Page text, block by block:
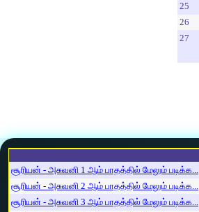
25
26
27
சூரியன் - அசுவனி 1 ஆம் பாதத்தில் மேலும் படிக்க...
சூரியன் - அசுவனி 2 ஆம் பாதத்தில் மேலும் படிக்க...
சூரியன் - அசுவனி 3 ஆம் பாதத்தில் மேலும் படிக்க...